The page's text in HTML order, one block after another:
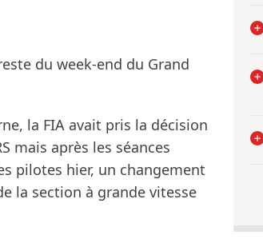
du week-end du Grand
la FIA avait pris la décision
mais après les séances
pilotes hier, un changement
la section à grande vitesse